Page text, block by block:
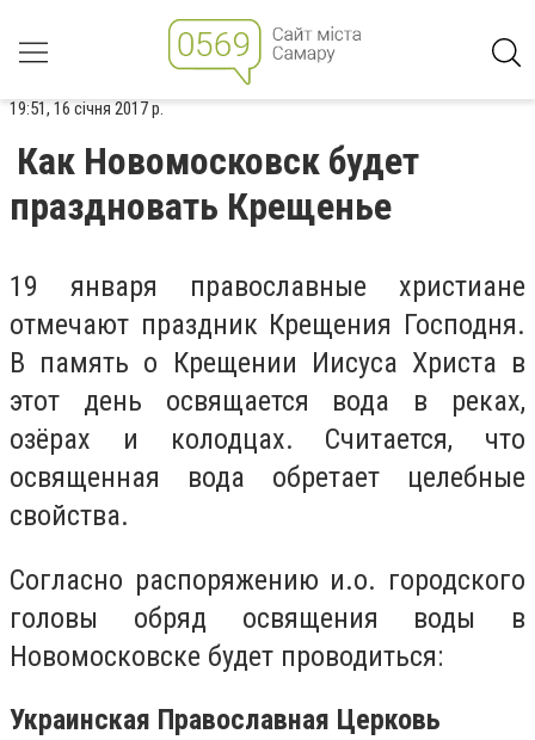
19:51, 16 січня 2017 р.
Как Новомосковск будет
праздновать Крещенье
19 января православные христиане
отмечают праздник Крещения Господня.
В память о Крещении Иисуса Христа в
этот день освящается вода в реках,
озёрах и колодцах. Считается, что
освященная вода обретает целебные
свойства.
Согласно распоряжению и.о. городского
головы обряд освящения воды в
Новомосковске будет проводиться:
Украинская Православная Церковь